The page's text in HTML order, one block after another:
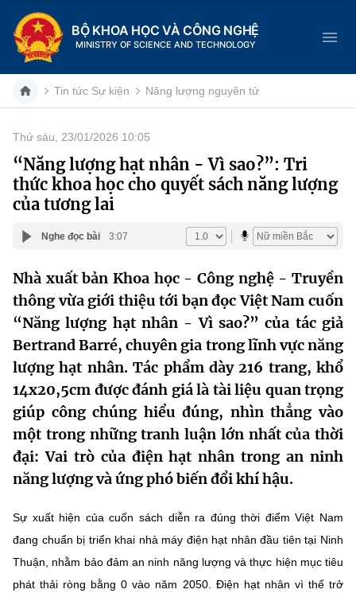
BỘ KHOA HỌC VÀ CÔNG NGHỆ
MINISTRY OF SCIENCE AND TECHNOLOGY
Danh mục
Trang chủ
Cơ cấu tổ chức
Lịch sử phát triển
Sở Khoa học và Công nghệ
Khoa học và Công nghệ
Đổi mới sáng tạo
Chuyển đổi số
Bưu chính, Viễn thông
Sở hữu trí tuệ
Năng lượng nguyên tử
Dịch vụ công
Hệ thống văn bản
Văn bản QPPL
Văn bản chỉ đạo điều hành
Lấy ý kiến người dân về dự thảo VBQPPL
MST IOFFICE
THỐNG KÊ
Khoa học và Công nghệ
Đổi mới sáng tạo
Chuyển đổi số
Bưu chính, Viễn thông
Multimedia
THƯ ĐIỆN TỬ
Khác
Videos
Infographic
Tin tức Sự kiện Năng lượng nguyên tử
Thứ sáu, 23/01/2026 10:05
“Năng lượng hạt nhân - Vì sao?”: Tri
thức khoa học cho quyết sách năng lượng
của tương lai
Nghe đọc bài 3:07
Nhà xuất bản Khoa học - Công nghệ - Truyền
thông vừa giới thiệu tới bạn đọc Việt Nam cuốn
“Năng lượng hạt nhân - Vì sao?” của tác giả
Bertrand Barré, chuyên gia trong lĩnh vực năng
lượng hạt nhân. Tác phẩm dày 216 trang, khổ
14x20,5cm được đánh giá là tài liệu quan trọng
giúp công chúng hiểu đúng, nhìn thẳng vào
một trong những tranh luận lớn nhất của thời
đại: Vai trò của điện hạt nhân trong an ninh
năng lượng và ứng phó biến đổi khí hậu.
Sự xuất hiện của cuốn sách diễn ra đúng thời điểm Việt Nam
đang chuẩn bị triển khai nhà máy điện hạt nhân đầu tiên tại Ninh
Thuận, nhằm bảo đảm an ninh năng lượng và thực hiện mục tiêu
phát thải ròng bằng 0 vào năm 2050. Điện hạt nhân vì thế trở